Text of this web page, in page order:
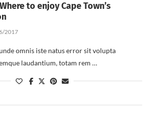
to enjoy Cape Town’s
2017
omnis iste natus error sit volupta
laudantium, totam rem …